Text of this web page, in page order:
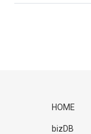
HOME
bizDB